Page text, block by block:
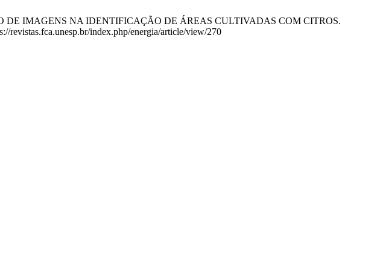
DE IMAGENS NA IDENTIFICAÇÃO DE ÁREAS CULTIVADAS COM CITROS.
revistas.fca.unesp.br/index.php/energia/article/view/270